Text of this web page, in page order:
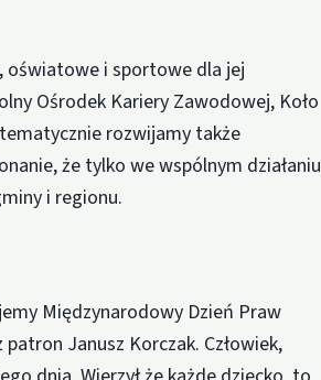
oświatowe i sportowe dla jej
Ośrodek Kariery Zawodowej, Koło
rozwijamy także
że tylko we wspólnym działaniu
i regionu.
Międzynarodowy Dzień Praw
Janusz Korczak. Człowiek,